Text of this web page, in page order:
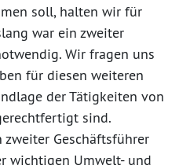
soll, halten wir für
war ein zweiter
Wir fragen uns
für diesen weiteren
der Tätigkeiten von
sind.
Geschäftsführer
wichtigen Umwelt- und